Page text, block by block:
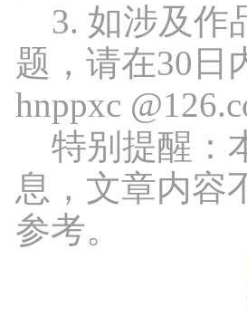
3. 如涉及作
题，请在30日
hnppxc
特别提醒：
息，文章内容
参考。